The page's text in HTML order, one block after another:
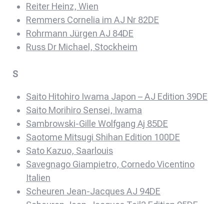
Reiter Heinz, Wien
Remmers Cornelia im AJ Nr 82DE
Rohrmann Jürgen AJ 84DE
Russ Dr Michael, Stockheim
S
Saito Hitohiro Iwama Japon – AJ Edition 39DE
Saito Morihiro Sensei, Iwama
Sambrowski-Gille Wolfgang Aj 85DE
Saotome Mitsugi Shihan Edition 100DE
Sato Kazuo, Saarlouis
Savegnago Giampietro, Cornedo Vicentino
Italien
Scheuren Jean-Jacques AJ 94DE